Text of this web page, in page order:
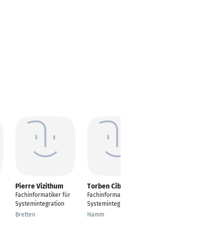
Pierre Vizithum
Fachinformatiker für
Systemintegration
Bretten
Torben Cibulski
Fachinformatiker
Systemintegration
Hamm